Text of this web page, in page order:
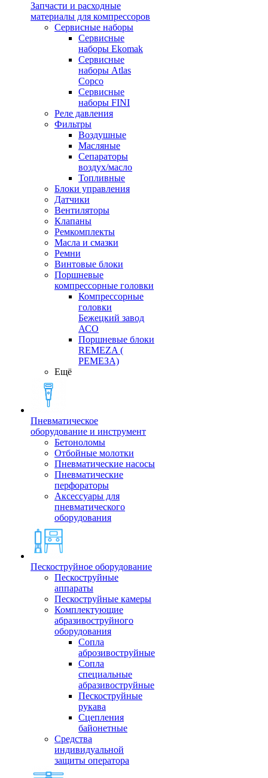
Запчасти и расходные
материалы для компрессоров
Cервисные наборы
Сервисные
наборы Ekomak
Cервисные
наборы Atlas
Copco
Сервисные
наборы FINI
Реле давления
Фильтры
Воздушные
Масляные
Сепараторы
воздух/масло
Топливные
Блоки управления
Датчики
Вентиляторы
Клапаны
Ремкомплекты
Масла и смазки
Ремни
Винтовые блоки
Поршневые
компрессорные головки
Компрессорные
головки
Бежецкий завод
АСО
Поршневые блоки
REMEZA (
РЕМЕЗА)
Ещё
Пневматическое
оборудование и инструмент
Бетоноломы
Отбойные молотки
Пневматические насосы
Пневматические
перфораторы
Аксессуары для
пневматического
оборудования
Пескоструйное оборудование
Пескоструйные
аппараты
Пескоструйные камеры
Комплектующие
абразивоструйного
оборудования
Сопла
аброзивоструйные
Сопла
специальные
абразивоструйные
Пескоструйные
рукава
Сцепления
байонетные
Средства
индивидуальной
защиты оператора